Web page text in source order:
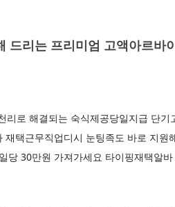
드리는 프리미엄 고액아르바
로 해결되는 숙식제공당일지급 단기
택근무직업디시 눈팅족도 바로 지원
당 30만원 가져가세요 타이핑재택알